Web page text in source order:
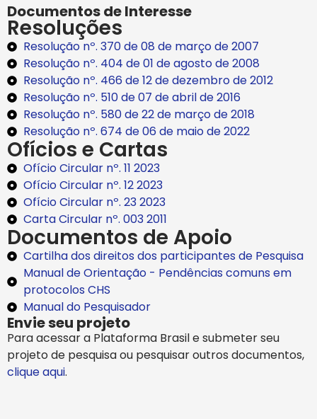
Documentos de Interesse
Resoluções
Resolução nº. 370 de 08 de março de 2007
Resolução nº. 404 de 01 de agosto de 2008
Resolução nº. 466 de 12 de dezembro de 2012
Resolução nº. 510 de 07 de abril de 2016
Resolução nº. 580 de 22 de março de 2018
Resolução nº. 674 de 06 de maio de 2022
Ofícios e Cartas
Ofício Circular nº. 11 2023
Ofício Circular nº. 12 2023
Ofício Circular nº. 23 2023
Carta Circular nº. 003 2011
Documentos de Apoio
Cartilha dos direitos dos participantes de Pesquisa
Manual de Orientação - Pendências comuns em
protocolos CHS
Manual do Pesquisador
Envie seu projeto
Para acessar a Plataforma Brasil e submeter seu
projeto de pesquisa ou pesquisar outros documentos,
clique aqui.